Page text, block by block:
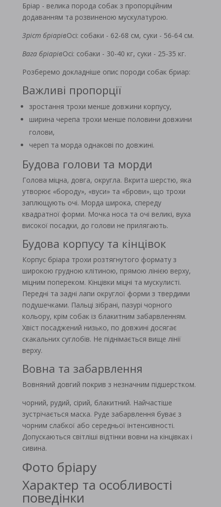
Бріар - велика порода собак з пропорційним
додаванням та розвиненою мускулатурою.
Зріст бріарівОсі: собаки - 62-68 см, суки - 56-64 см.
Вага бріарівОсі: собаки - 30-40 кг, суки - 25-35 кг.
Розберемо докладніше опис породи собак бриар:
Важливі пропорції
зростання трохи менше довжини корпусу,
ширина черепа трохи менше половини довжини
голови,
череп та морда однакові по довжині.
Будова голови та морди
Голова міцна, довга, округла. Вкрита шерстю, яка
утворює «бороду», «вуси» та «брови», що трохи
заплющують очі. Морда широка, спереду
квадратної форми. Мочка носа та очі великі, вуха
високої посадки, до голови не прилягають.
Будова корпусу та кінцівок
Корпус бріара трохи розтягнутого формату з
широкою грудною клітиною, прямою лінією верху,
міцним попереком. Кінцівки міцні та мускулисті.
Передні та задні лапи округлої форми з твердими
подушечками. Пальці зібрані, пазурі чорного
кольору, крім собак із блакитним забарвленням.
Хвіст посаджений низько, по довжині досягає
скакальних суглобів. Не піднімається вище лінії
верху.
Вовна та забарвлення
Вовняний довгий покрив з незначним підшерстком.
чорний, рудий, сірий, блакитний. Найчастіше
зустрічається маска. Руде забарвлення буває з
чорним слабкої або середньої інтенсивності.
Допускаються світліші відтінки вовни на кінцівках і
сивина.
Фото бріару
Характер та особливості
поведінки